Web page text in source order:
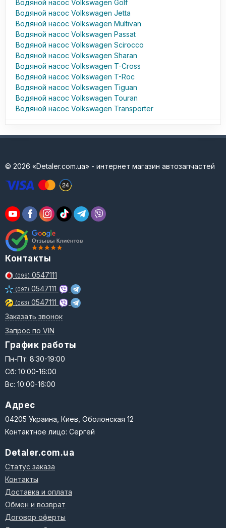
Водяной насос Volkswagen Golf
Водяной насос Volkswagen Jetta
Водяной насос Volkswagen Multivan
Водяной насос Volkswagen Passat
Водяной насос Volkswagen Scirocco
Водяной насос Volkswagen Sharan
Водяной насос Volkswagen T-Cross
Водяной насос Volkswagen T-Roc
Водяной насос Volkswagen Tiguan
Водяной насос Volkswagen Touran
Водяной насос Volkswagen Transporter
© 2026 «Detaler.com.ua» - интернет магазин автозапчастей
Контакты
(099) 0547111
(097) 0547111
(063) 0547111
Заказать звонок
Запрос по VIN
График работы
Пн-Пт: 8:30-19:00
Сб: 10:00-16:00
Вс: 10:00-16:00
Адрес
04205 Украина, Киев, Оболонская 12
Контактное лицо: Сергей
Detaler.com.ua
Статус заказа
Контакты
Доставка и оплата
Обмен и возврат
Договор оферты